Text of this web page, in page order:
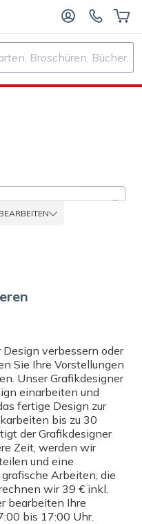
Broschüren, Bücher, ...)
Parameter
verbessern oder
Sie Ihre Vorstellungen
Unser Grafikdesigner
einarbeiten und
fertige Design zur
bis zu 30
der Grafikdesigner
Zeit, werden wir
und eine
Arbeiten, die
wir 39 € inkl.
bearbeiten Ihre
bis 17:00 Uhr.